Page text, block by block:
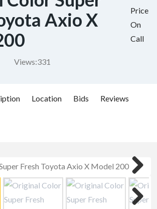
Axio X
Views:331
Price
On
Call
Location Bids Reviews